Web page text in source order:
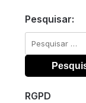
Pesquisar:
Pesquisar
por:
RGPD